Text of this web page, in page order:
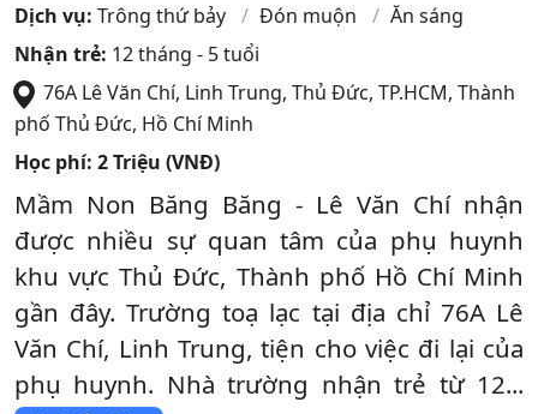
Dịch vụ: Trông thứ bảy Đón muộn
Ăn sáng
Nhận trẻ: 12 tháng - 5 tuổi
76A Lê Văn Chí, Linh Trung, Thủ Đức, TP.HCM, Thành
phố Thủ Đức, Hồ Chí Minh
Học phí: 2 Triệu (VNĐ)
Mầm Non Băng Băng - Lê Văn Chí nhận
được nhiều sự quan tâm của phụ huynh
khu vực Thủ Đức, Thành phố Hồ Chí Minh
gần đây. Trường toạ lạc tại địa chỉ 76A Lê
Văn Chí, Linh Trung, tiện cho việc đi lại của
phụ huynh. Nhà trường nhận trẻ từ 12...